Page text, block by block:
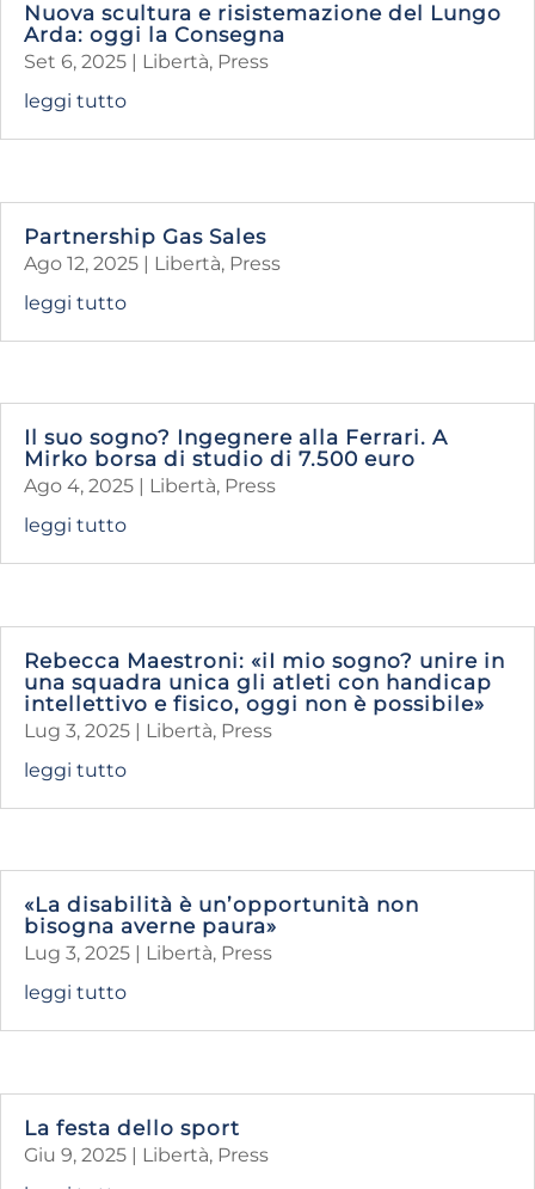
Nuova scultura e risistemazione del Lungo
Arda: oggi la Consegna
Set 6, 2025 Libertà, Press
leggi tutto
Partnership Gas Sales
Ago 12, 2025 | Libertà, Press
leggi tutto
Il suo sogno? Ingegnere alla Ferrari. A
Mirko borsa di studio di 7.500 euro
Ago 4, 2025 Libertà, Press
leggi tutto
Rebecca Maestroni: «iI mio sogno? unire in
una squadra unica gli atleti con handicap
intellettivo e fisico, oggi non è possibile»
Lug 3, 2025 | Libertà, Press
leggi tutto
«La disabilità è un’opportunità non
bisogna averne paura»
Lug 3, 2025 Libertà, Press
leggi tutto
La festa dello sport
Giu 9, 2025 | Libertà, Press